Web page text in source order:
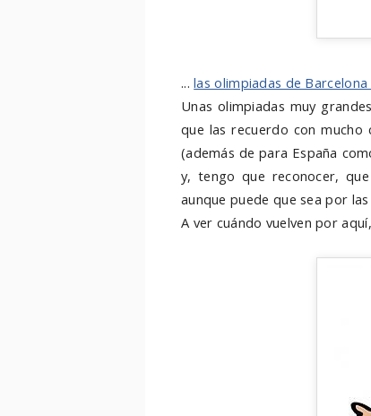
...las olimpiadas de Barcelona
Unas olimpiadas muy
que las recuerdo con
(además de para España
y, tengo que reconocer,
aunque puede que sea por
A ver cuándo vuelven por